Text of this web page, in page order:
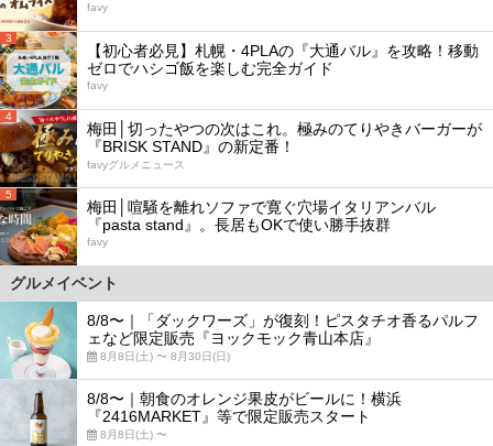
favy
3
【初心者必見】札幌・4PLAの『大通バル』を攻略！移動
ゼロでハシゴ飯を楽しむ完全ガイド
favy
4
梅田│切ったやつの次はこれ。極みのてりやきバーガーが
『BRISK STAND』の新定番！
favyグルメニュース
5
梅田│喧騒を離れソファで寛ぐ穴場イタリアンバル
『pasta stand』。長居もOKで使い勝手抜群
favy
グルメイベント
8/8〜｜「ダックワーズ」が復刻！ピスタチオ香るパルフ
ェなど限定販売『ヨックモック青山本店』
8月8日(土) 〜 8月30日(日)
8/8〜｜朝食のオレンジ果皮がビールに！横浜
『2416MARKET』等で限定販売スタート
8月8日(土) 〜